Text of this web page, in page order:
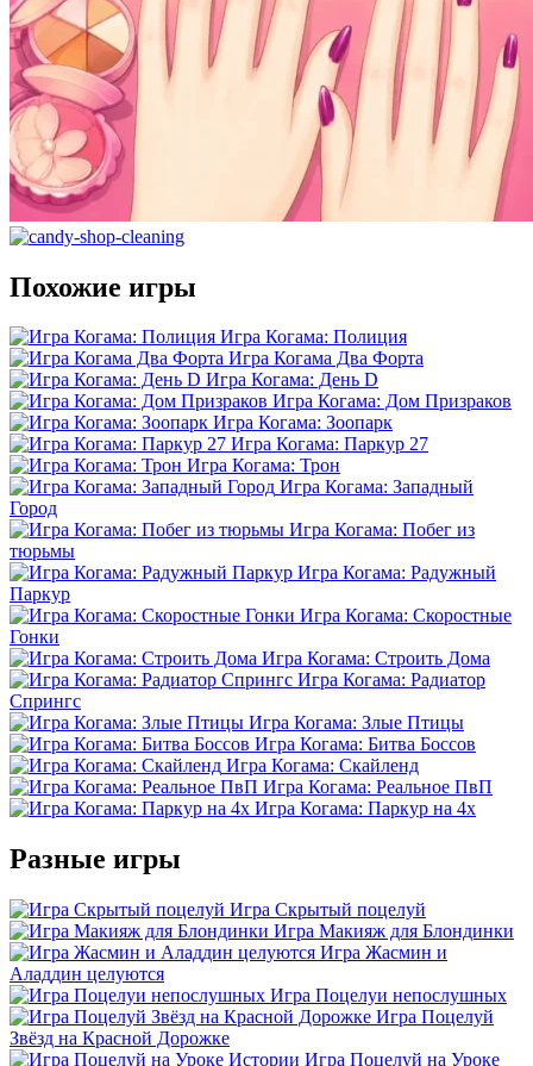
Похожие игры
Игра Когама: Полиция
Игра Когама Два Форта
Игра Когама: День D
Игра Когама: Дом Призраков
Игра Когама: Зоопарк
Игра Когама: Паркур 27
Игра Когама: Трон
Игра Когама: Западный
Город
Игра Когама: Побег из
тюрьмы
Игра Когама: Радужный
Паркур
Игра Когама: Скоростные
Гонки
Игра Когама: Строить Дома
Игра Когама: Радиатор
Спрингс
Игра Когама: Злые Птицы
Игра Когама: Битва Боссов
Игра Когама: Скайленд
Игра Когама: Реальное ПвП
Игра Когама: Паркур на 4х
Разные игры
Игра Скрытый поцелуй
Игра Макияж для Блондинки
Игра Жасмин и
Аладдин целуются
Игра Поцелуи непослушных
Игра Поцелуй
Звёзд на Красной Дорожке
Игра Поцелуй на Уроке